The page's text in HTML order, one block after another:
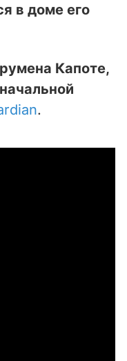
в доме его
Капоте,
.